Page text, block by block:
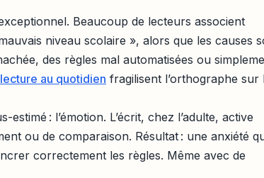
Beaucoup de lecteurs associent
niveau scolaire », alors que les causes
des règles mal automatisées ou
lecture au quotidien fragilisent l’orthographe sur
: l’émotion. L’écrit, chez l’adulte, active
ou de comparaison. Résultat : une anxiété
correctement les règles. Même avec de